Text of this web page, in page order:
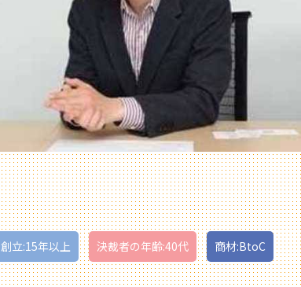
創立:15年以上 決裁者の年齢:40代 商材:BtoC